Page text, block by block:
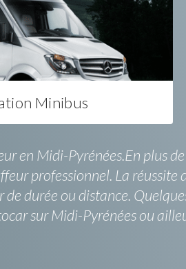
Minibus
en Midi-Pyrénées.En plus
professionnel. La
durée ou distance.
sur Midi-Pyrénées ou